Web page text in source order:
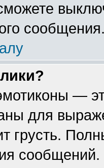
—
для
грусть.
сообщений.